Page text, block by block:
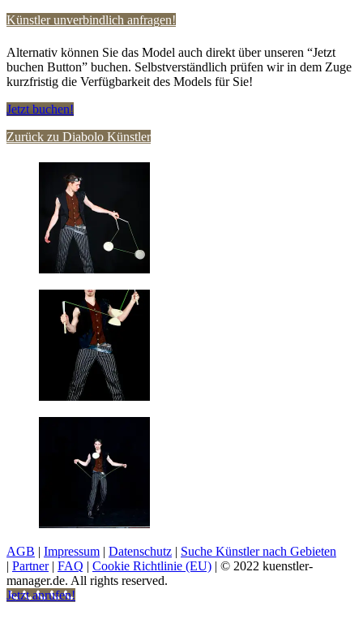
Künstler unverbindlich anfragen!
Alternativ können Sie das Model auch direkt über unseren “Jetzt
buchen Button” buchen. Selbstverständlich prüfen wir in dem Zuge
kurzfristig die Verfügbarkeit des Models für Sie!
Jetzt buchen!
Zurück zu Diabolo Künstler
AGB | Impressum | Datenschutz | Suche Künstler nach Gebieten
| Partner| FAQ | Cookie Richtlinie (EU) | © 2022 kuenstler-
manager.de. All rights reserved.
Jetzt anrufen!